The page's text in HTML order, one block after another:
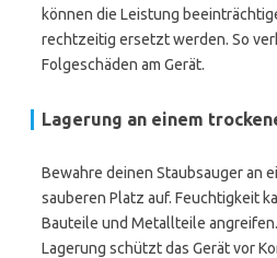
können die Leistung
rechtzeitig ersetzt werden. So
Folgeschäden am Gerät.
Lagerung an einem
Bewahre deinen Staubsauger an
sauberen Platz auf. Feuchtigkeit
Bauteile und Metallteile
Lagerung schützt das Gerät vor